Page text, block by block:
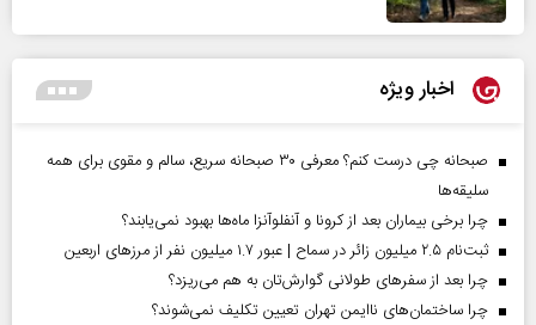
اخبار ویژه
صبحانه چی درست کنم؟ معرفی ۳۰ صبحانه سریع، سالم و مقوی برای همه
سلیقه‌ها
چرا برخی بیماران بعد از کرونا و آنفلوآنزا ماه‌ها بهبود نمی‌یابند؟
ثبت‌نام ۲.۵ میلیون زائر در سماح | عبور ۱.۷ میلیون نفر از مرز‌های اربعین
چرا بعد از سفرهای طولانی گوارش‌تان به هم می‌ریزد؟
چرا ساختمان‌های ناایمن تهران تعیین تکلیف نمی‌شوند؟